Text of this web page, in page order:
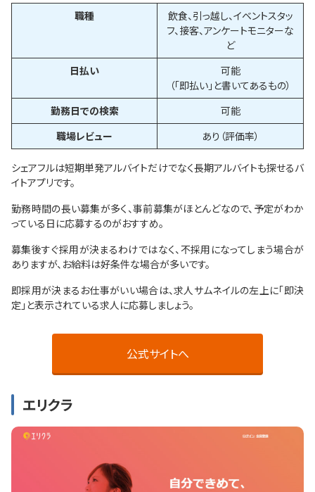
職種
飲食、引っ越し、イベントスタッ
フ、接客、アンケートモニターな
ど
日払い
可能
（「即払い」と書いてあるもの）
勤務日での検索
可能
職場レビュー
あり（評価率）
シェアフルは短期単発アルバイトだけでなく長期アルバイトも探せるバ
イトアプリです。
勤務時間の長い募集が多く、事前募集がほとんどなので、予定がわか
っている日に応募するのがおすすめ。
募集後すぐ採用が決まるわけではなく、不採用になってしまう場合が
ありますが、お給料は好条件な場合が多いです。
即採用が決まるお仕事がいい場合は、求人サムネイルの左上に「即決
定」と表示されている求人に応募しましょう。
公式サイトへ
エリクラ